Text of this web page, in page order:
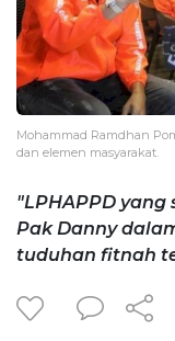
Mohammad Ramdhan
dan elemen masyarakat.
"LPHAPPD
Pak Danny
tuduhan fitnah